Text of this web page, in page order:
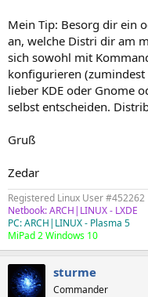
Mein Tip: Besorg dir ein
an, welche Distri dir am
sich sowohl mit
konfigurieren
lieber KDE oder Gnome
selbst entscheiden.
Gruß
Zedar
Registered Linux User #452262
Netbook: ARCH|LINUX - LXDE
PC: ARCH|LINUX - Plasma 5
MiPad 2 Windows 10
sturme
Commander